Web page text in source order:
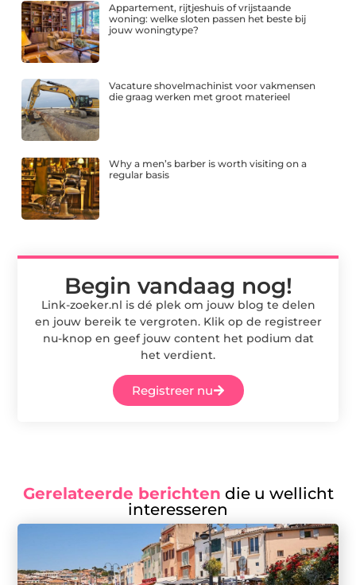
Appartement, rijtjeshuis of vrijstaande
woning: welke sloten passen het beste bij
jouw woningtype?
Vacature shovelmachinist voor vakmensen
die graag werken met groot materieel
Why a men’s barber is worth visiting on a
regular basis
Begin vandaag nog!
Link-zoeker.nl is dé plek om jouw blog te delen
en jouw bereik te vergroten. Klik op de registreer
nu-knop en geef jouw content het podium dat
het verdient.
Registreer nu
Gerelateerde berichten die u wellicht
interesseren